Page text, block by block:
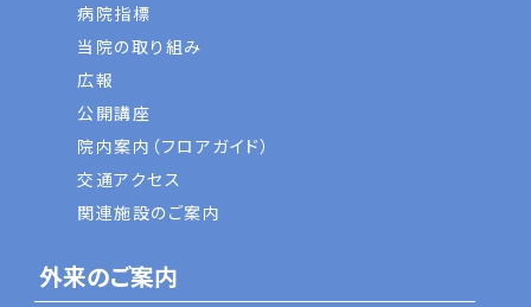
病院指標
当院の取り組み
広報
公開講座
院内案内（フロアガイド）
交通アクセス
関連施設のご案内
外来のご案内